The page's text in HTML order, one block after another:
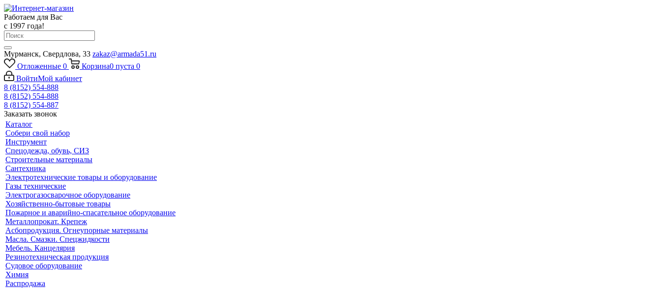
Работаем для Вас
с 1997 года!
Мурманск, Свердлова, 33 zakaz@armada51.ru
Отложенные 0 Корзина0 пуста 0
ВойтиМой кабинет
8 (8152) 554-888
8 (8152) 554-888
8 (8152) 554-887
Заказать звонок
Каталог
Собери свой набор
Инструмент
Спецодежда, обувь, СИЗ
Строительные материалы
Сантехника
Электротехнические товары и оборудование
Газы технические
Электрогазосварочное оборудование
Хозяйственно-бытовые товары
Пожарное и аварийно-спасательное оборудование
Металлопрокат. Крепеж
Асбопродукция. Огнеупорные материалы
Масла. Смазки. Спецжидкости
Мебель. Канцелярия
Резинотехническая продукция
Судовое оборудование
Химия
Распродажа